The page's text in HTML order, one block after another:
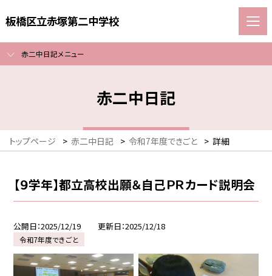
板橋区立赤塚第二中学校
赤二中日記メニュー
赤二中日記
トップページ > 赤二中日記 > 令和7年度できごと > 詳細
【９学年】都立高校出願＆自己ＰＲカード説明会
公開日 2025/12/19 更新日 2025/12/18
令和7年度できごと